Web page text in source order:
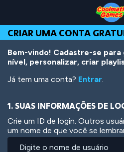
Top
of
Page
Navigation
Main
Content
Footer
o
conteúdo
principal
CRIAR UMA CONTA
Bem-vindo! Cadastre-se para
nível, personalizar, criar
Já tem uma conta? Entrar.
1. SUAS INFORMAÇÕES DE
Crie um ID de login. Outros
um nome de que você se